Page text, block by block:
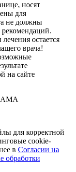
носят
для
не должны
рекомендаций.
остается
врача!
на сайте
для корректной
cookie-
в Согласии на
обработки